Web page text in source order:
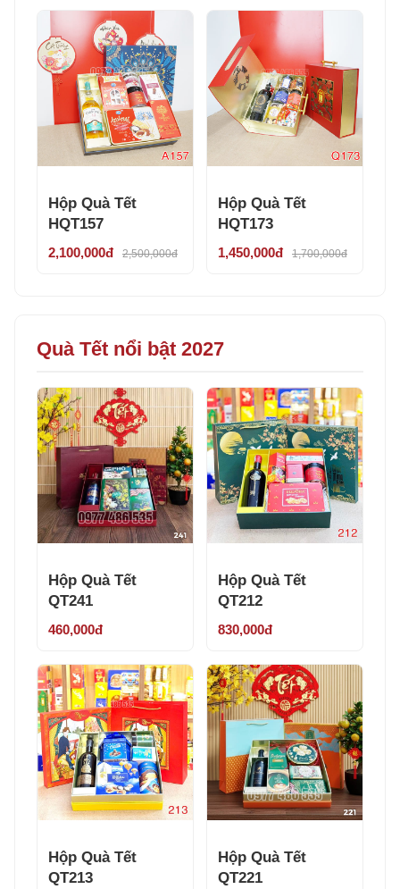
Hộp Quà Tết
HQT157
2,100,000đ 2,500,000đ
Hộp Quà Tết
HQT173
1,450,000đ 1,700,000đ
Quà Tết nổi bật 2027
Hộp Quà Tết
QT241
460,000đ
Hộp Quà Tết
QT212
830,000đ
Hộp Quà Tết
QT213
Hộp Quà Tết
QT221